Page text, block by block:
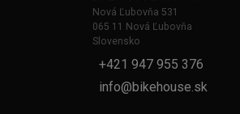
Nová Ľubovňa 531
065 11 Nová Ľubovňa
Slovensko
+421 947 955 376
info@bikehouse.sk